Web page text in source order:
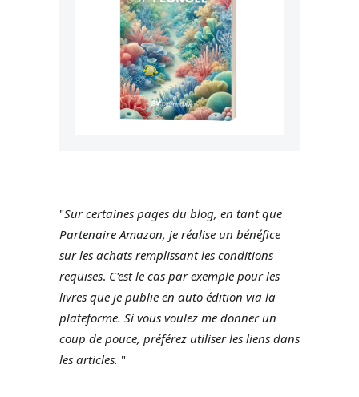
"Sur certaines pages du blog, en tant que
Partenaire Amazon, je réalise un bénéfice
sur les achats remplissant les conditions
requises. C'est le cas par exemple pour les
livres que je publie en auto édition via la
plateforme. Si vous voulez me donner un
coup de pouce, préférez utiliser les liens dans
les articles. "